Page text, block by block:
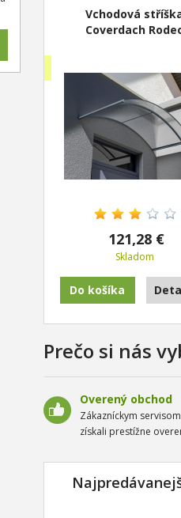
Vchodová
Coverdach
121,28 €
Skladom
Do košíka
Prečo si nás
Overený obchod
Zákazníckym
získali prestížne